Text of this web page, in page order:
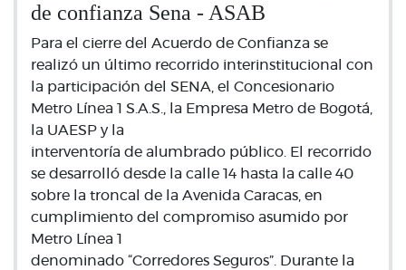
de confianza Sena - ASAB
Para el cierre del Acuerdo de Confianza se
realizó un último recorrido interinstitucional con
la participación del SENA, el Concesionario
Metro Línea 1 S.A.S., la Empresa Metro de Bogotá,
la UAESP y la
interventoría de alumbrado público. El recorrido
se desarrolló desde la calle 14 hasta la calle 40
sobre la troncal de la Avenida Caracas, en
cumplimiento del compromiso asumido por
Metro Línea 1
denominado “Corredores Seguros”. Durante la